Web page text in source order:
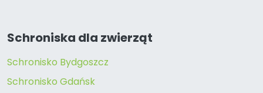
Schroniska dla zwierząt
Schronisko Bydgoszcz
Schronisko Gdańsk